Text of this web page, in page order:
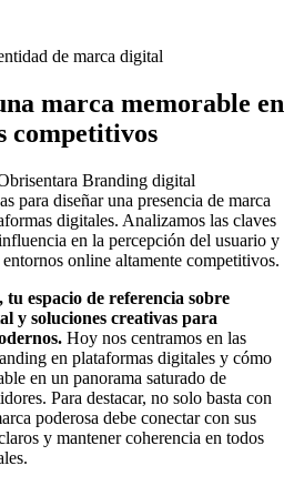
marca memorable en
competitivos
Branding digital
para diseñar una presencia de marca
digitales. Analizamos las claves
en la percepción del usuario y
online altamente competitivos.
espacio de referencia sobre
y soluciones creativas para
Hoy nos centramos en las
en plataformas digitales y cómo
en un panorama saturado de
Para destacar, no solo basta con
poderosa debe conectar con sus
y mantener coherencia en todos